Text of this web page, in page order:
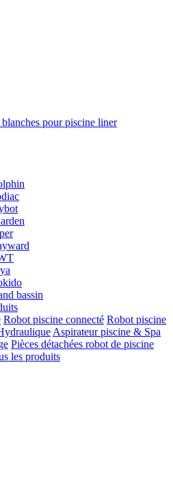
pour piscine liner
bassin
Robot piscine connecté Robot piscine
Aspirateur piscine & Spa
Pièces détachées robot de piscine
les produits